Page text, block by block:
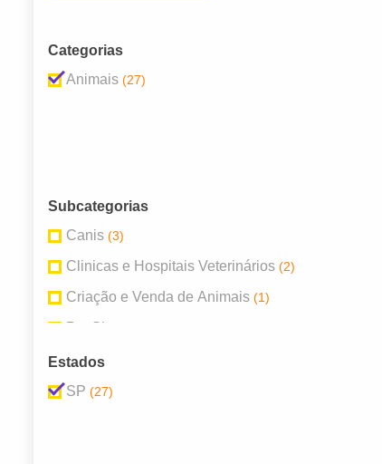
Categorias
Animais (27)
Subcategorias
Canis (3)
Clinicas e Hospitais Veterinários (2)
Criação e Venda de Animais (1)
Pet Shops
Produtos Veterinários
Rações
Estados
SP (27)